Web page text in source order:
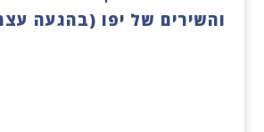
והשירים של יפו (בהגעה